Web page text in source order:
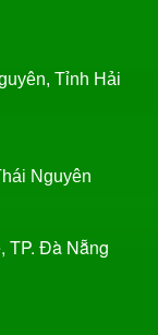
Tỉnh Hải
Nguyên
TP. Đà Nẵng